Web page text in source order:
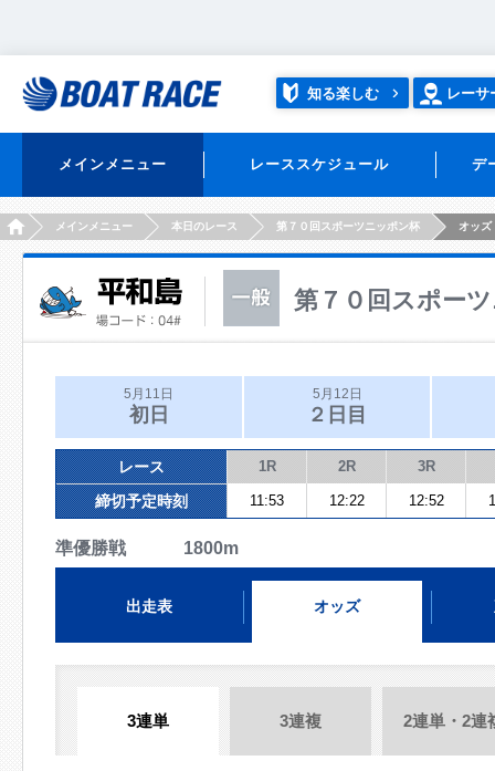
知る楽しむ レーサ
メインメニュー レーススケジュール デ
HOMEメインメニュー 本日のレース 第７０回スポーツニッポン杯 オッズ
第７０回スポー
5月11日
初日
5月12日
２日目
レース 1R 2R 3R
締切予定時刻 11:53 12:22 12:52
準優勝戦 1800m
出走表 オッズ
3連単 3連複 2連単・2連